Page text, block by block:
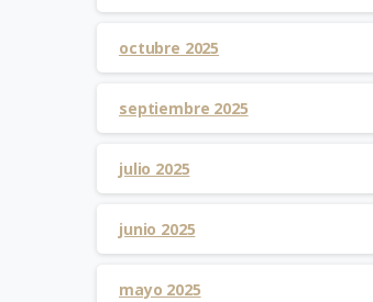
octubre 2025
septiembre 2025
julio 2025
junio 2025
mayo 2025